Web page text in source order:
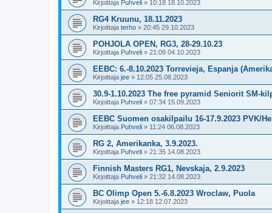
Kirjoittaja Puhveli » 10:18 18.10.2023
RG4 Kruunu, 18.11.2023
Kirjoittaja terho » 20:45 29.10.2023
POHJOLA OPEN, RG3, 28-29.10.23
Kirjoittaja Puhveli » 21:09 04.10.2023
EEBC: 6.-8.10.2023 Torrevieja, Espanja
Kirjoittaja jee » 12:05 25.08.2023
30.9-1.10.2023 The free pyramid Seniorit SM-
Kirjoittaja Puhveli » 07:34 15.09.2023
EEBC Suomen osakilpailu 16-17.9.2023 PVK/
Kirjoittaja Puhveli » 11:24 06.08.2023
RG 2, Amerikanka, 3.9.2023.
Kirjoittaja Puhveli » 21:35 14.08.2023
Finnish Masters RG1, Nevskaja, 2.9.2023
Kirjoittaja Puhveli » 21:32 14.08.2023
BC Olimp Open 5.-6.8.2023 Wroclaw, Puola
Kirjoittaja jee » 12:18 12.07.2023